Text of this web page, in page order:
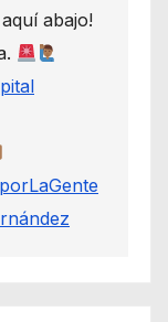
abajo!